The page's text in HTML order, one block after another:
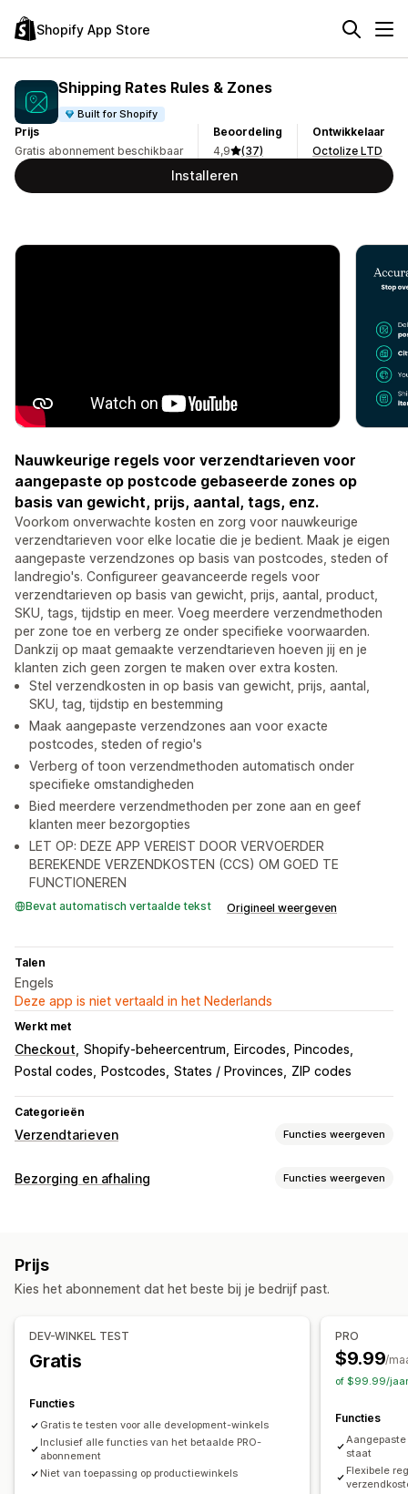
Shopify App Store
Shipping Rates Rules & Zones
Built for Shopify
Prijs
Gratis abonnement beschikbaar
Beoordeling
4,9
(37)
Ontwikkelaar
Octolize LTD
Installeren
Nauwkeurige regels voor verzendtarieven voor
aangepaste op postcode gebaseerde zones op
basis van gewicht, prijs, aantal, tags, enz.
Voorkom onverwachte kosten en zorg voor nauwkeurige
verzendtarieven voor elke locatie die je bedient. Maak je eigen
aangepaste verzendzones op basis van postcodes, steden of
landregio's. Configureer geavanceerde regels voor
verzendtarieven op basis van gewicht, prijs, aantal, product,
SKU, tags, tijdstip en meer. Voeg meerdere verzendmethoden
per zone toe en verberg ze onder specifieke voorwaarden.
Dankzij op maat gemaakte verzendtarieven hoeven jij en je
klanten zich geen zorgen te maken over extra kosten.
Stel verzendkosten in op basis van gewicht, prijs, aantal,
SKU, tag, tijdstip en bestemming
Maak aangepaste verzendzones aan voor exacte
postcodes, steden of regio's
Verberg of toon verzendmethoden automatisch onder
specifieke omstandigheden
Bied meerdere verzendmethoden per zone aan en geef
klanten meer bezorgopties
LET OP: DEZE APP VEREIST DOOR VERVOERDER
BEREKENDE VERZENDKOSTEN (CCS) OM GOED TE
FUNCTIONEREN
Bevat automatisch vertaalde tekst Origineel weergeven
Talen
Engels
Deze app is niet vertaald in het Nederlands
Werkt met
Checkout Shopify-beheercentrum Eircodes
Pincodes
Postal codes
Postcodes States / Provinces ZIP codes
Categorieën
Verzendtarieven Functies weergeven
Tariefberekening
Aanpassing
Bezorging en afhaling Functies weergeven
Prijs
Kies het abonnement dat het beste bij je bedrijf past.
DEV-WINKEL TEST
Gratis
Functies
Gratis te testen voor alle development-winkels
Inclusief alle functies van het betaalde PRO-
abonnement
Niet van toepassing op productiewinkels
PRO
$9.99/
of $99.99/jaar
Functies
staat
Flexibele